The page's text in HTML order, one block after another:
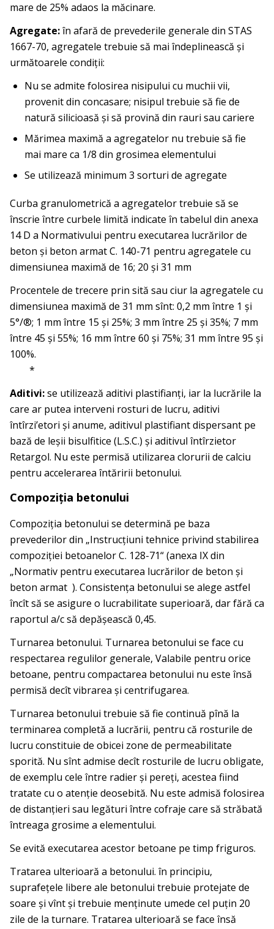
mare de 25% adaos la măcinare.
Agregate:în afară de prevederile generale din STAS
1667-70, agregatele trebuie să mai îndeplinească şi
următoarele condiţii:
Nu se admite folosirea nisipului cu muchii vii,
provenit din concasare; nisipul trebuie să fie de
natură silicioasă şi să provină din rauri sau cariere
Mărimea maximă a agregatelor nu trebuie să fie
mai mare ca 1/8 din grosimea elementului
Se utilizează minimum 3 sorturi de agregate
Curba granulometrică a agregatelor trebuie să se
înscrie în­tre curbele limită indicate în tabelul din anexa
14 D a Nor­mativului pentru executarea lucrărilor de
beton şi beton armat C. 140-71 pentru agregatele cu
dimensiunea ma­ximă de 16; 20 şi 31 mm
Procentele de trecere prin sită sau ciur la agregatele cu
dimen­siunea maximă de 31 mm sînt: 0,2 mm între 1 şi
5°/®; 1 mm între 15 şi 25%; 3 mm între 25 şi 35%; 7 mm
între 45 şi 55%; 16 mm între 60 şi 75%; 31 mm între 95 şi
100%.
*
Aditivi:se utilizează aditivi plastifianţi, iar la lucrările la
care ar putea interveni rosturi de lucru, aditivi
întîrzi’etori şi anume, aditivul plastifiant dispersant pe
bază de leşii bisulfitice (L.S.C.) şi aditivul întîrzietor
Retargol. Nu este permisă utilizarea clorurii de calciu
pentru accelerarea întăririi betonului.
Compoziţia betonului
Compoziţia betonului se determină pe baza
prevederilor din „Instrucţiuni tehnice privind stabilirea
com­poziţiei betoanelor C. 128-71“ (anexa IX din
„Normativ pentru exe­cutarea lucrărilor de beton şi
beton armat ). Consistenţa betonului se alege astfel
încît să se asigure o lucrabilitate superioară, dar fără ca
raportul a/c să depăşească 0,45.
Turnarea betonului. Turnarea betonului se face cu
respecta­rea regulilor generale, Valabile pentru orice
betoane, pentru com­pactarea betonului nu este însă
permisă decît vibrarea şi centri­fugarea.
Turnarea betonului trebuie să fie continuă pînă la
terminarea completă a lucrării, pentru că rosturile de
lucru constituie de obi­cei zone de permeabilitate
sporită. Nu sînt admise decît rosturile de lucru obligate,
de exemplu cele între radier şi pereţi, acestea fiind
tratate cu o atenţie deosebită. Nu este admisă folosirea
de distan­ţieri sau legături între cofraje care să străbată
întreaga grosime a elementului.
Se evită executarea acestor betoane pe timp friguros.
Tratarea ulterioară a betonului. în principiu,
suprafeţele li­bere ale betonului trebuie protejate de
soare şi vînt şi trebuie men­ţinute umede cel puţin 20
zile de la turnare. Tratarea ulterioară se face însă